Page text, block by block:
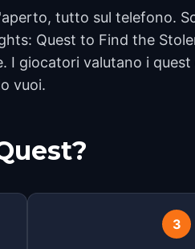
tutto sul telefono.
Quest to Find the
giocatori valutano i quest
vuoi.
3